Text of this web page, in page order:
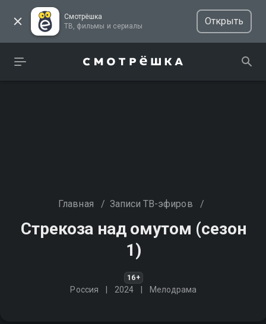
Смотрёшка
ТВ, фильмы и сериалы
Открыть
Главная / Записи ТВ-эфиров /
Стрекоза над омутом (сезон
1)
16+
Россия 2024 Мелодрама